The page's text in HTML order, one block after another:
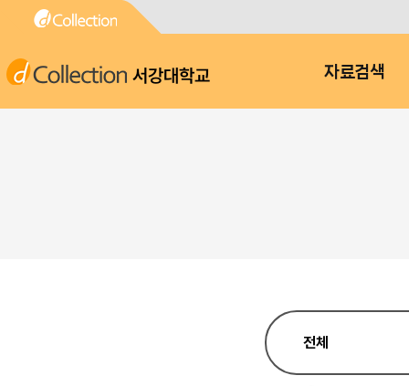
서강대학교 자료검색